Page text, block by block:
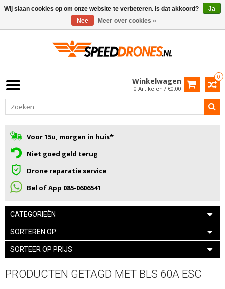
0
Winkelwagen
0 Artikelen / €0,00
Voor 15u, morgen in huis*
Niet goed geld terug
Drone reparatie service
Bel of App 085-0606541
CATEGORIEËN
SORTEREN OP
SORTEER OP PRIJS
PRODUCTEN GETAGD MET BLS 60A ESC
Wij slaan cookies op om onze website te verbeteren. Is dat akkoord?
Ja
Nee
Meer over cookies »